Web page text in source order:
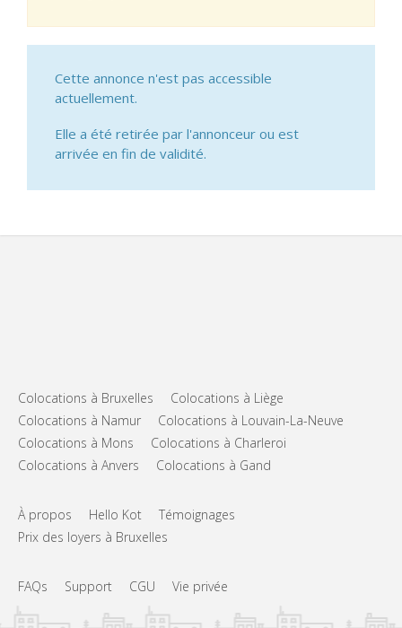
Cette annonce n'est pas accessible
actuellement.
Elle a été retirée par l'annonceur ou est
arrivée en fin de validité.
Colocations à Bruxelles
Colocations à Liège
Colocations à Namur
Colocations à Louvain-La-Neuve
Colocations à Mons
Colocations à Charleroi
Colocations à Anvers
Colocations à Gand
À propos Hello Kot
Témoignages
Prix des loyers à Bruxelles
FAQs Support CGU Vie privée